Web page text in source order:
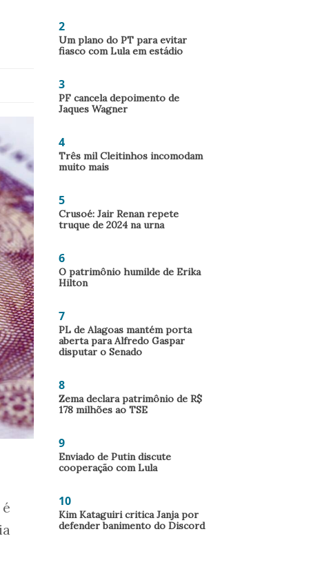
2
Um plano do PT para evitar
fiasco com Lula em estádio
3
PF cancela depoimento de
Jaques Wagner
4
Três mil Cleitinhos incomodam
muito mais
5
Crusoé: Jair Renan repete
truque de 2024 na urna
6
O patrimônio humilde de Erika
Hilton
7
PL de Alagoas mantém porta
aberta para Alfredo Gaspar
disputar o Senado
8
Zema declara patrimônio de R$
178 milhões ao TSE
9
Enviado de Putin discute
cooperação com Lula
10
Kim Kataguiri critica Janja por
defender banimento do Discord